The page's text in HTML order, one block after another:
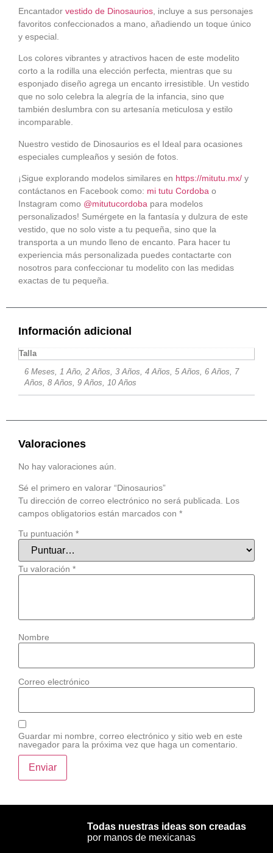
Encantador vestido de Dinosaurios , incluye a sus personajes
favoritos confeccionados a mano, añadiendo un toque único
y especial.
Los colores vibrantes y atractivos hacen de este modelito
corto a la rodilla una elección perfecta, mientras que su
esponjado diseño agrega un encanto irresistible. Un vestido
que no solo celebra la alegría de la infancia, sino que
también deslumbra con su artesanía meticulosa y estilo
incomparable.
Nuestro vestido de Dinosaurios es el Ideal para ocasiones
especiales cumpleaños y sesión de fotos.
¡Sigue explorando modelos similares en https://mitutu.mx/ y
contáctanos en Facebook como: mi tutu Cordoba o
Instagram como @mitutucordoba para modelos
personalizados! Sumérgete en la fantasía y dulzura de este
vestido, que no solo viste a tu pequeña, sino que la
transporta a un mundo lleno de encanto. Para hacer tu
experiencia más personalizada puedes contactarte con
nosotros para confeccionar tu modelito con las medidas
exactas de tu pequeña.
Información adicional
Talla
6 Meses, 1 Año, 2 Años, 3 Años, 4 Años, 5 Años, 6 Años, 7
Años, 8 Años, 9 Años, 10 Años
Valoraciones
No hay valoraciones aún.
Sé el primero en valorar “Dinosaurios”
Tu dirección de correo electrónico no será publicada. Los
campos obligatorios están marcados con *
Tu puntuación *
Tu valoración *
Nombre
Correo electrónico
Guardar mi nombre, correo electrónico y sitio web en este
navegador para la próxima vez que haga un comentario.
Todas nuestras ideas son creadas
por manos de mexicanas